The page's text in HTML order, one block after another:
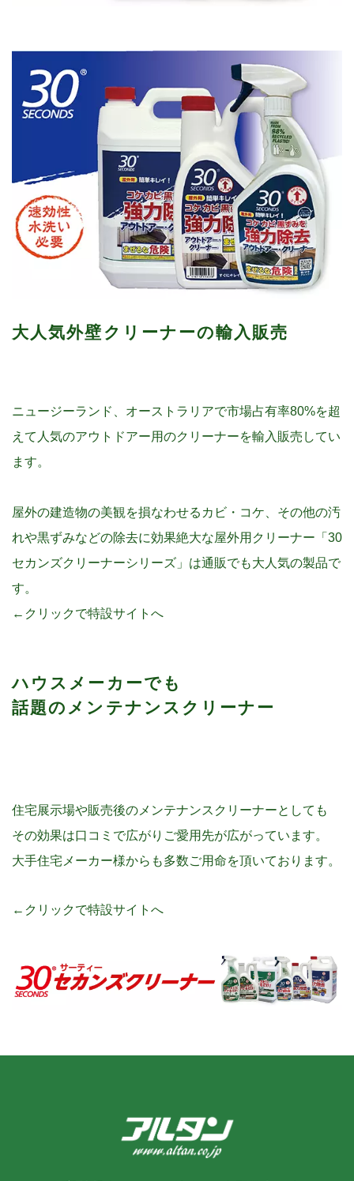
大人気外壁クリーナーの輸入販売
ニュージーランド、オーストラリアで市場占有率80%を超
えて人気のアウトドアー用のクリーナーを輸入販売してい
ます。
屋外の建造物の美観を損なわせるカビ・コケ、その他の汚
れや黒ずみなどの除去に効果絶大な屋外用クリーナー「30
セカンズクリーナーシリーズ」は通販でも大人気の製品で
す。
←クリックで特設サイトへ
ハウスメーカーでも
話題のメンテナンスクリーナー
住宅展示場や販売後のメンテナンスクリーナーとしても
その効果は口コミで広がりご愛用先が広がっています。
大手住宅メーカー様からも多数ご用命を頂いております。
←クリックで特設サイトへ